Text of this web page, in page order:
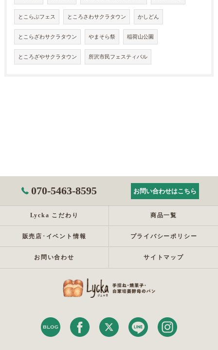
とこらぶフェス ところさわサクラタウン かしどん
とこらざわサクラタウン やまそら祭 稲荷山公園
ところざやサクラタウン 所沢市民フェスティバル
070-5463-8595 お問い合わせはこちら
Lycka こだわり 商品一覧
販売店･イベント情報 プライバシーポリシー
お問い合わせ サイトマップ